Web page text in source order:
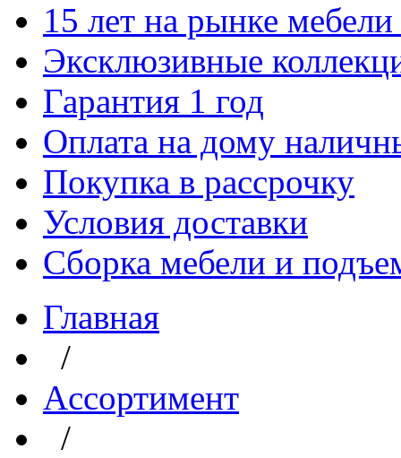
15 лет на рынке
Эксклюзивные
Гарантия 1 год
Оплата на дому
Покупка в рассрочку
Условия доставки
Сборка мебели и
Главная
/
Aссортимент
/